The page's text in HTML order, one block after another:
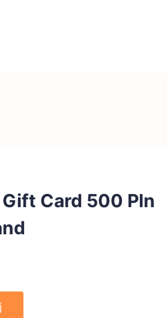
Card 500 Pln